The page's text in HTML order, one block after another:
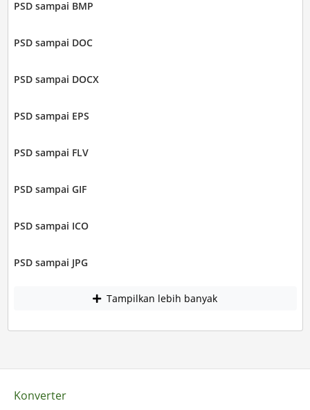
PSD sampai BMP
PSD sampai DOC
PSD sampai DOCX
PSD sampai EPS
PSD sampai FLV
PSD sampai GIF
PSD sampai ICO
PSD sampai JPG
Tampilkan lebih banyak
Konverter